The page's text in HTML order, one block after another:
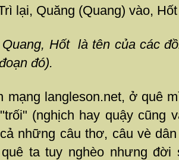
lại, Quăng (Quang) vào,
Quang, Hốt là tên của các
đó).
mạng langleson.net, ở quê
(nghịch hay quậy cũng
những câu thơ, câu vè
ta tuy nghèo nhưng đời